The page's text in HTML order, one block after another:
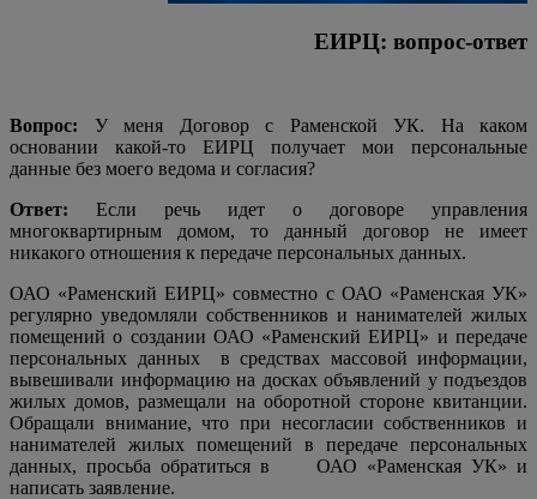
ЕИРЦ: вопрос-ответ
Вопрос: У меня Договор с Раменской УК. На каком
основании какой-то ЕИРЦ получает мои персональные
данные без моего ведома и согласия?
Ответ: Если речь идет о договоре управления
многоквартирным домом, то данный договор не имеет
никакого отношения к передаче персональных данных.
ОАО «Раменский ЕИРЦ» совместно с ОАО «Раменская УК»
регулярно уведомляли собственников и нанимателей жилых
помещений о создании ОАО «Раменский ЕИРЦ» и передаче
персональных данных
в средствах массовой информации,
вывешивали информацию на досках объявлений у подъездов
жилых домов, размещали на оборотной стороне квитанции.
Обращали внимание, что при несогласии собственников и
нанимателей жилых помещений в передаче персональных
данных, просьба обратиться в
ОАО «Раменская УК» и
написать заявление.